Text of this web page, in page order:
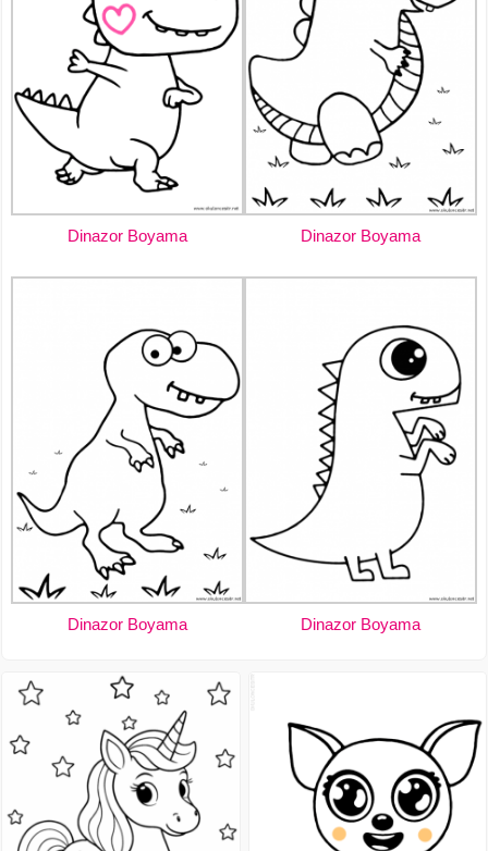
Dinazor Boyama Dinazor Boyama
Dinazor Boyama Dinazor Boyama